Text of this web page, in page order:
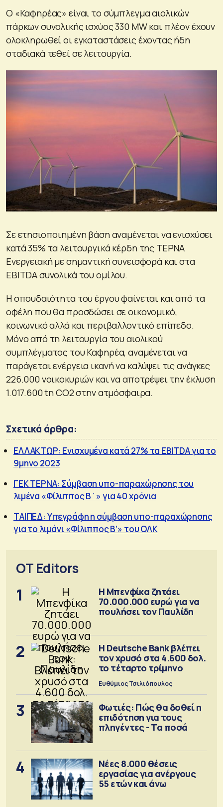
Ο «Καφηρέας» είναι το σύμπλεγμα αιολικών
πάρκων συνολικής ισχύος 330 MW και πλέον έχουν
ολοκληρωθεί οι εγκαταστάσεις έχοντας ήδη
σταδιακά τεθεί σε λειτουργία.
Σε ετησιοποιημένη βάση αναμένεται να ενισχύσει
κατά 35% τα λειτουργικά κέρδη της ΤΕΡΝΑ
Ενεργειακή με σημαντική συνεισφορά και στα
EBITDA συνολικά του ομίλου.
Η σπουδαιότητα του έργου φαίνεται και από τα
οφέλη που θα προσδώσει σε οικονομικό,
κοινωνικό αλλά και περιβαλλοντικό επίπεδο.
Μόνο από τη λειτουργία του αιολικού
συμπλέγματος του Καφηρέα, αναμένεται να
παράγεται ενέργεια ικανή να καλύψει τις ανάγκες
226.000 νοικοκυριών και να αποτρέψει την έκλυση
1.017.600 tn CO2 στην ατμόσφαιρα.
Σχετικά άρθρα:
ΕΛΛΑΚΤΩΡ: Ενισχυμένα κατά 27% τα EBITDA για το
9μηνο 2023
ΓΕΚ ΤΕΡΝΑ: Σύμβαση υπο-παραχώρησης του
λιμένα «Φίλιππος Β΄» για 40 χρόνια
ΤΑΙΠΕΔ: Υπεγράφη η σύμβαση υπο-παραχώρησης
για το λιμάνι «Φίλιππος Β’» του ΟΛΚ
OT Editors
1
Η Μπενφίκα ζητάει
70.000.000 ευρώ για να
πουλήσει τον Παυλίδη
2
Η Deutsche Bank βλέπει
τον χρυσό στα 4.600 δολ.
το τέταρτο τρίμηνο
Ευθύμιος Τσιλιόπουλος
3
Φωτιές: Πώς θα δοθεί η
επιδότηση για τους
πληγέντες - Τα ποσά
4
Νέες 8.000 θέσεις
εργασίας για ανέργους
55 ετών και άνω